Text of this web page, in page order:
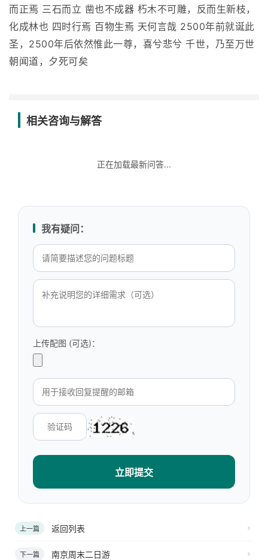
而正焉 三石而立 凿也不成器 朽木不可雕，反而生新枝，
化成林也 四时行焉 百物生焉 天何言哉 2500年前就诞此
圣，2500年后依然惟此一尊，喜兮悲兮 千世，乃至万世
朝闻道，夕死可矣
相关咨询与解答
正在加载最新问答...
我有疑问：
上传配图 (可选)：
立即提交
上一篇 返回列表
下一篇 南京周末二日游